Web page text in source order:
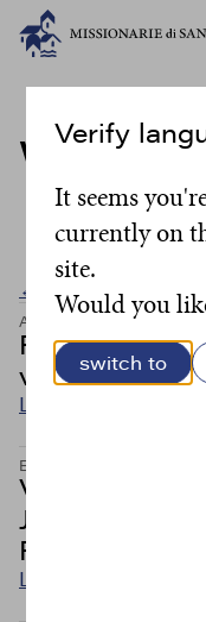
Writer:
← Back to all posts
Articoli
Fiammelle
vita
Leggi
Eventi
Voti definitivi
Jennifer
Raffaella
Leggi
Verify
It seems
currently on
site.
Would you
switch to